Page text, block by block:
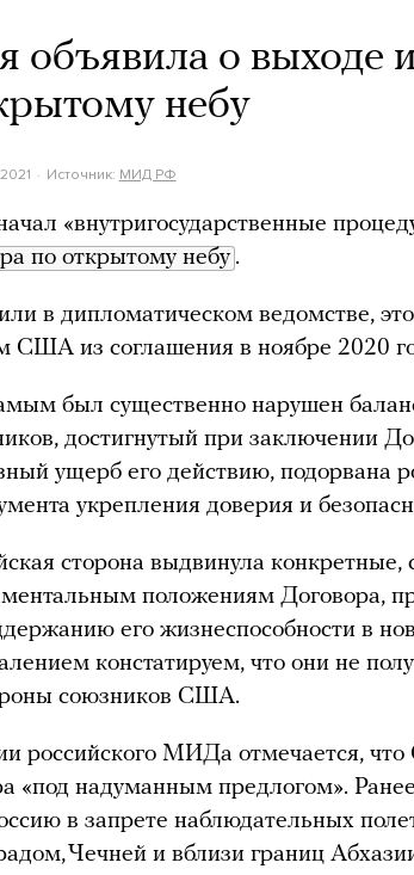
объявила о выходе
небу
Источник: МИД РФ
«внутригосударственные
по открытому небу .
в дипломатическом ведомстве,
США из соглашения в ноябре 2020
был существенно нарушен
достигнутый при заключении
ущерб его действию, подорвана
укрепления доверия и
сторона выдвинула конкретные,
положениям Договора,
его жизнеспособности в
констатируем, что они не
союзников США.
российского МИДа отмечается,
«под надуманным предлогом».
в запрете наблюдательных
Чечней и вблизи границ